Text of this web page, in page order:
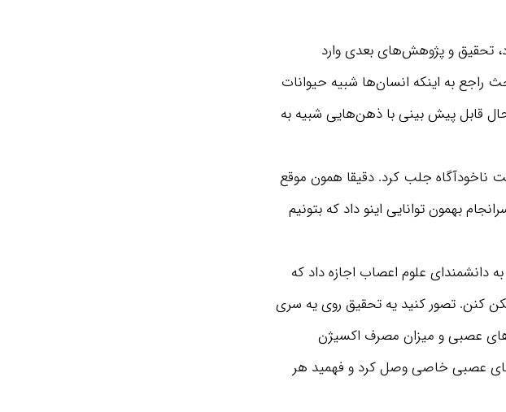
تحقیق و پژوهش‌های بعدی وارد
راجع به اینکه انسان‌ها شبیه حیوانات
قابل پیش بینی با ذهن‌هایی شبیه به
توجه ما رو به سمت ناخودآگاه جلب کرد. دقیقا همون موقع
بهمون توانایی اینو داد که بتونیم
دانشمندای علوم اعصاب اجازه داد که
کنن. تصور کنید یه تحقیق روی یه سری
عصبی و میزان مصرف اکسیژن
عصبی خاصی وصل کرد و فهمید هر